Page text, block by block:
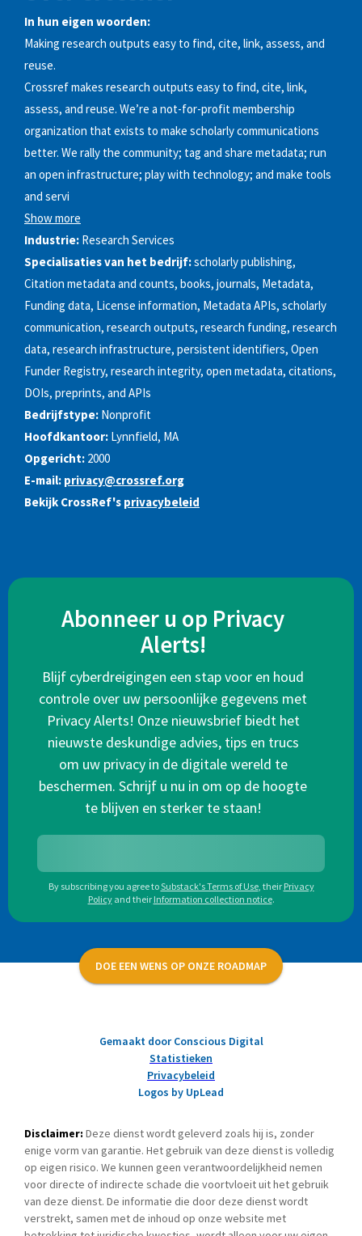
In hun eigen woorden:
Making research outputs easy to find, cite, link, assess, and
reuse.
Crossref makes research outputs easy to find, cite, link,
assess, and reuse. We’re a not-for-profit membership
organization that exists to make scholarly communications
better. We rally the community; tag and share metadata; run
an open infrastructure; play with technology; and make tools
and servi
Show more
Industrie: Research Services
Specialisaties van het bedrijf:scholarly publishing,
Citation metadata and counts, books, journals, Metadata,
Funding data, License information, Metadata APIs, scholarly
communication, research outputs, research funding, research
data, research infrastructure, persistent identifiers, Open
Funder Registry, research integrity, open metadata, citations,
DOIs, preprints, and APIs
Bedrijfstype: Nonprofit
Hoofdkantoor: Lynnfield, MA
Opgericht: 2000
E-mail: privacy@crossref.org
Bekijk CrossRef's privacybeleid
Abonneer u op Privacy
Alerts!
Blijf cyberdreigingen een stap voor en houd
controle over uw persoonlijke gegevens met
Privacy Alerts! Onze nieuwsbrief biedt het
nieuwste deskundige advies, tips en trucs
om uw privacy in de digitale wereld te
beschermen. Schrijf u nu in om op de hoogte
te blijven en sterker te staan!
By subscribing you agree toSubstack's Terms of Use, their Privacy
Policy and their Information collection notice.
DOE EEN WENS OP ONZE ROADMAP
Gemaakt door Conscious Digital
Statistieken
Privacybeleid
Logos by UpLead
Disclaimer: Deze dienst wordt geleverd zoals hij is, zonder
enige vorm van garantie. Het gebruik van deze dienst is volledig
op eigen risico. We kunnen geen verantwoordelijkheid nemen
voor directe of indirecte schade die voortvloeit uit het gebruik
van deze dienst. De informatie die door deze dienst wordt
verstrekt, samen met de inhoud op onze website met